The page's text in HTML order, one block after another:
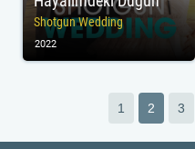
Shotgun Wedding
2022
1 2 3